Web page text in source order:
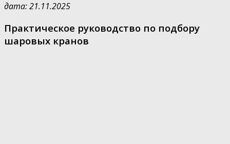
дата: 21.11.2025
Практическое руководство по подбору
шаровых кранов